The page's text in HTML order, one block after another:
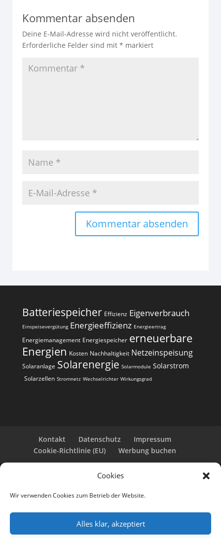
Cookies
Wir verwenden Cookies zum Betrieb der Website.
Alles klar, akzeptiert
Kommentar absenden
Deine E-Mail-Adresse wird nicht veröffentlicht.
Erforderliche Felder sind mit * markiert
Batteriespeicher Effizienz Eigenverbrauch
Einspeisevergütung Energieeffizienz Energieertrag
Energiemanagement Energiespeicher erneuerbare
Energien Kosten Nachhaltigkeit Netzeinspeisung
Solaranlage Solarenergie Solarmodule Solarstrom
Solarzellen Stromnetz Wechselrichter Wirkungsgrad
Kontakt Datenschutz
Impressum
Cookie-Richtlinie (EU)
Werbung buchen
Copyright 2025-2026 | Web24 Consulting AVO UG |
Webseite mit Infos rund um PV-Anlagen und einem
Anbieterverzeichnis. Wir selbst sind kein Solarteur.
Wenn Sie bei den Werbepartnern ein Angebot
anfordern oder eine PV-Anlage bestellen, erhalten